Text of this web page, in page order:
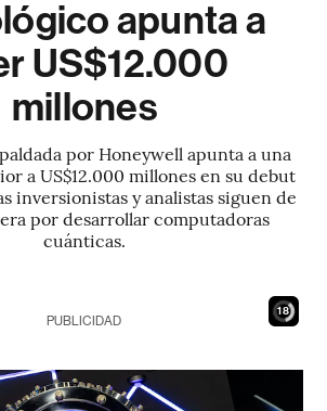
apunta a
US$12.000
millones
por Honeywell apunta a una
a US$12.000 millones en su debut
inversionistas y analistas siguen de
por desarrollar computadoras
cuánticas.
16
PUBLICIDAD